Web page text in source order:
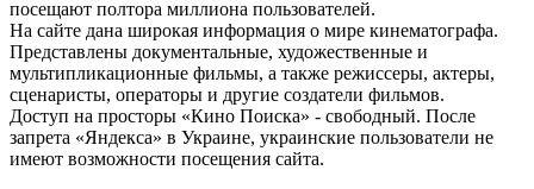
посещают полтора миллиона пользователей.
На сайте дана широкая информация о мире кинематографа.
Представлены документальные, художественные и
мультипликационные фильмы, а также режиссеры, актеры,
сценаристы, операторы и другие создатели фильмов.
Доступ на просторы «Кино Поиска» - свободный. После
запрета «Яндекса» в Украине, украинские пользователи не
имеют возможности посещения сайта.